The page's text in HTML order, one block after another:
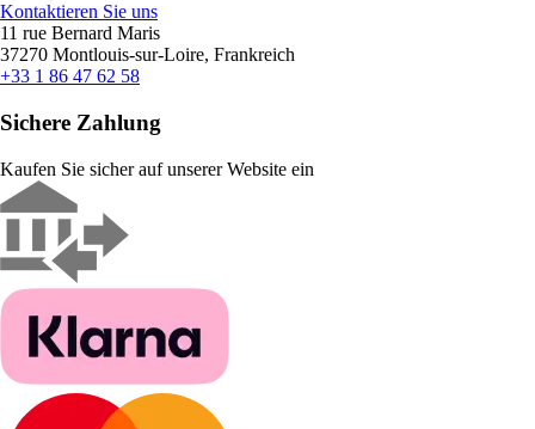
Kontaktieren Sie uns
11 rue Bernard Maris
37270 Montlouis-sur-Loire, Frankreich
+33 1 86 47 62 58
Sichere Zahlung
Kaufen Sie sicher auf unserer Website ein